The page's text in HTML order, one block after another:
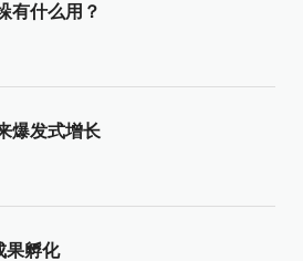
有什么用？
爆发式增长
果孵化